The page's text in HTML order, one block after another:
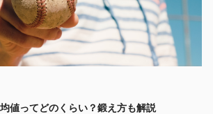
値ってどのくらい？鍛え方も解説